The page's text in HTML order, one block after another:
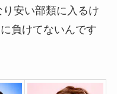
安い部類に入るけ
負けてないんです